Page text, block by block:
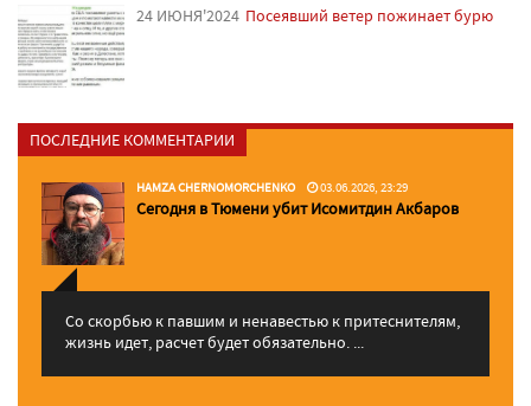
24 ИЮНЯ'2024 Посеявший ветер пожинает бурю
ПОСЛЕДНИЕ КОММЕНТАРИИ
HAMZA CHERNOMORCHENKO 03.06.2026, 23:29
Сегодня в Тюмени убит Исомитдин Акбаров
Со скорбью к павшим и ненавестью к притеснителям,
жизнь идет, расчет будет обязательно. ...